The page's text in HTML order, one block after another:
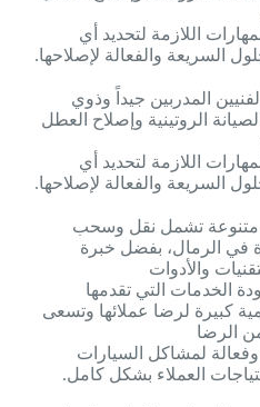
اللازمة لتحديد أي
السريعة والفعالة لإصلاحها.
المدربين جيداً وذوي
الروتينية وإصلاح العطل
اللازمة لتحديد أي
السريعة والفعالة لإصلاحها.
خدمات متنوعة تشمل نقل وسحب
في الرمال، بفضل خبرة
والأدوات
الخدمات التي تقدمها
أهمية كبيرة لرضا عملائها وتسعى
الرضا
لمشاكل السيارات
العملاء بشكل كامل.